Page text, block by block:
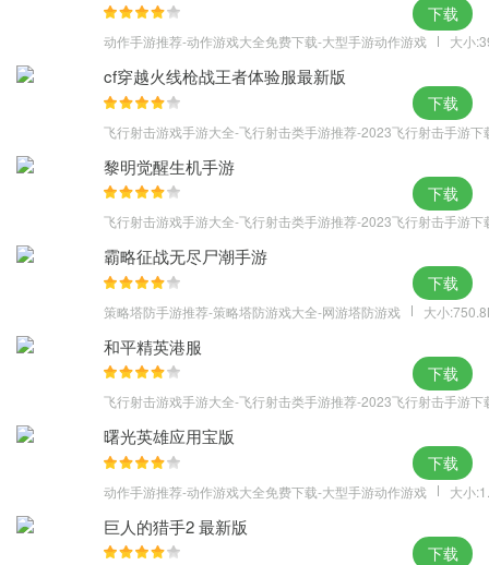
动作手游推荐-动作游戏大全免费下载-大型手游动作游戏 大小
下载
cf穿越火线枪战王者体验服最新版
飞行射击游戏手游大全-飞行射击类手游推荐-2023飞行射击手游下
下载
黎明觉醒生机手游
飞行射击游戏手游大全-飞行射击类手游推荐-2023飞行射击手游下
下载
霸略征战无尽尸潮手游
策略塔防手游推荐-策略塔防游戏大全-网游塔防游戏 大小
下载
和平精英港服
飞行射击游戏手游大全-飞行射击类手游推荐-2023飞行射击手游下
下载
曙光英雄应用宝版
动作手游推荐-动作游戏大全免费下载-大型手游动作游戏 大小
下载
巨人的猎手2 最新版
下载